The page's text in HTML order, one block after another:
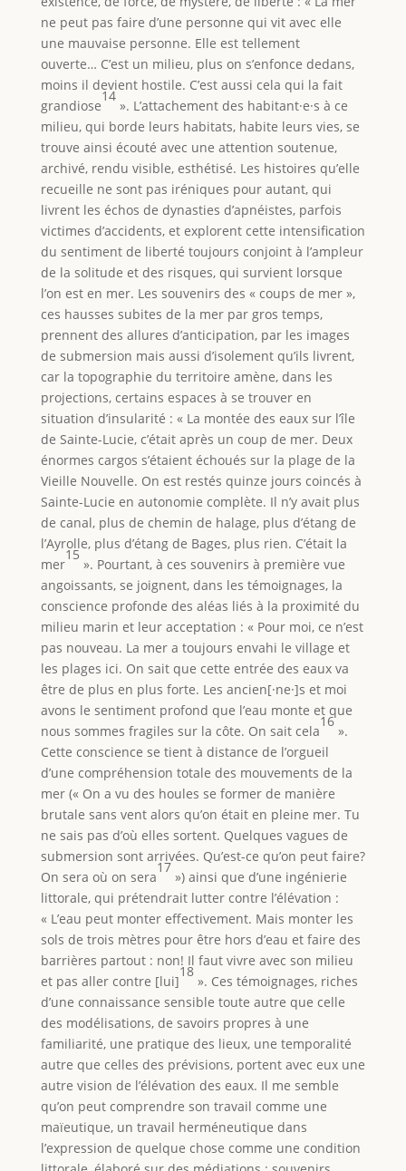
ne peut pas faire d’une personne qui vit avec elle
une mauvaise personne. Elle est tellement
ouverte… C’est un milieu, plus on s’enfonce dedans,
moins il devient hostile. C’est aussi cela qui la fait
grandiose
14
». L’attachement des habitant·e·s à ce
milieu, qui borde leurs habitats, habite leurs vies, se
trouve ainsi écouté avec une attention soutenue,
archivé, rendu visible, esthétisé. Les histoires qu’elle
recueille ne sont pas iréniques pour autant, qui
livrent les échos de dynasties d’apnéistes, parfois
victimes d’accidents, et explorent cette intensification
du sentiment de liberté toujours conjoint à l’ampleur
de la solitude et des risques, qui survient lorsque
l’on est en mer. Les souvenirs des « coups de mer »,
ces hausses subites de la mer par gros temps,
prennent des allures d’anticipation, par les images
de submersion mais aussi d’isolement qu’ils livrent,
car la topographie du territoire amène, dans les
projections, certains espaces à se trouver en
situation d’insularité : « La montée des eaux sur l’île
de Sainte-Lucie, c’était après un coup de mer. Deux
énormes cargos s’étaient échoués sur la plage de la
Vieille Nouvelle. On est restés quinze jours coincés à
Sainte-Lucie en autonomie complète. Il n’y avait plus
de canal, plus de chemin de halage, plus d’étang de
l’Ayrolle, plus d’étang de Bages, plus rien. C’était la
mer
15
». Pourtant, à ces souvenirs à première vue
angoissants, se joignent, dans les témoignages, la
conscience profonde des aléas liés à la proximité du
milieu marin et leur acceptation : « Pour moi, ce n’est
pas nouveau. La mer a toujours envahi le village et
les plages ici. On sait que cette entrée des eaux va
être de plus en plus forte. Les ancien[·ne·]s et moi
avons le sentiment profond que l’eau monte et que
nous sommes fragiles sur la côte. On sait cela
16
».
Cette conscience se tient à distance de l’orgueil
d’une compréhension totale des mouvements de la
mer (« On a vu des houles se former de manière
brutale sans vent alors qu’on était en pleine mer. Tu
ne sais pas d’où elles sortent. Quelques vagues de
submersion sont arrivées. Qu’est-ce qu’on peut faire?
On sera où on sera
17
») ainsi que d’une ingénierie
littorale, qui prétendrait lutter contre l’élévation :
« L’eau peut monter effectivement. Mais monter les
sols de trois mètres pour être hors d’eau et faire des
barrières partout : non! Il faut vivre avec son milieu
et pas aller contre [lui]
18
». Ces témoignages, riches
d’une connaissance sensible toute autre que celle
des modélisations, de savoirs propres à une
familiarité, une pratique des lieux, une temporalité
autre que celles des prévisions, portent avec eux une
autre vision de l’élévation des eaux. Il me semble
qu’on peut comprendre son travail comme une
maïeutique, un travail herméneutique dans
l’expression de quelque chose comme une condition